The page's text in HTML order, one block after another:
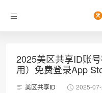
2025美区共享ID账
用）免费登录App
美区共享ID 2025-